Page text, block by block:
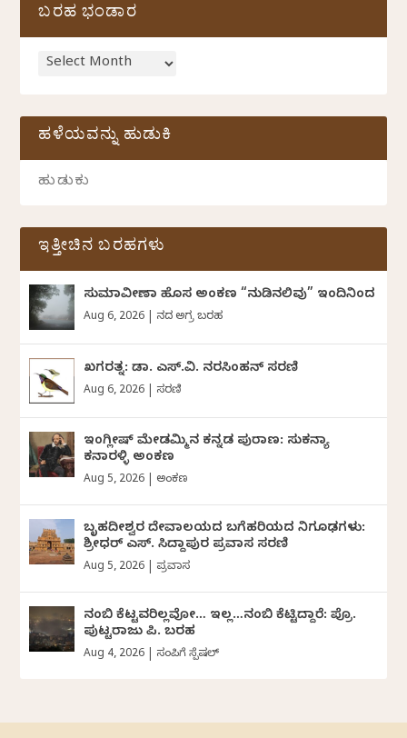
ಬರಹ ಭಂಡಾರ
ಹಳೆಯವನ್ನು ಹುಡುಕಿ
ಇತ್ತೀಚಿನ ಬರಹಗಳು
ಸುಮಾವೀಣಾ ಹೊಸ ಅಂಕಣ “ನುಡಿನಲಿವು” ಇಂದಿನಿಂದ
Aug 6, 2026 ದಿನದ ಅಗ್ರ ಬರಹ
ಖಗರತ್ನ: ಡಾ. ಎಸ್.ವಿ. ನರಸಿಂಹನ್‌‌ ಸರಣಿ
Aug 6, 2026 ಸರಣಿ
ಇಂಗ್ಲೀಷ್ ಮೇಡಮ್ಮಿನ ಕನ್ನಡ ಪುರಾಣ: ಸುಕನ್ಯಾ
ಕನಾರಳ್ಳಿ ಅಂಕಣ
Aug 5, 2026 ಅಂಕಣ
ಬೃಹದೀಶ್ವರ ದೇವಾಲಯದ ಬಗೆಹರಿಯದ ನಿಗೂಢಗಳು:
ಶ್ರೀಧರ್‌ ಎಸ್.‌ ಸಿದ್ದಾಪುರ ಪ್ರವಾಸ ಸರಣಿ
Aug 5, 2026 ಪ್ರವಾಸ
ನಂಬಿ ಕೆಟ್ಟವರಿಲ್ಲವೋ… ಇಲ್ಲ…ನಂಬಿ ಕೆಟ್ಟಿದ್ದಾರೆ: ಪ್ರೊ.
ಪುಟ್ಟರಾಜು ಪಿ. ಬರಹ
Aug 4, 2026 ಸಂಪಿಗೆ ಸ್ಪೆಷಲ್